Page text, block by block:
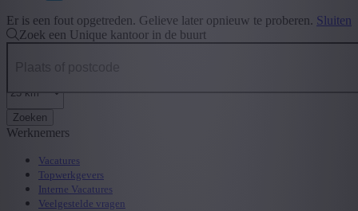
Er is een fout opgetreden. Gelieve later opnieuw te proberen. Sluiten
Zoek een Unique kantoor in de buurt
Zoeken
Werknemers
Vacatures
Topwerkgevers
Interne Vacatures
Veelgestelde vragen